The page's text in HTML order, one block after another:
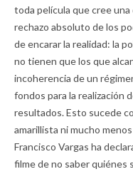
toda película que cree una
rechazo absoluto de los
de encarar la realidad: la
no tienen que los que
incoherencia de un
fondos para la realización
resultados. Esto sucede
amarillista ni mucho
Francisco Vargas ha
filme de no saber quiénes